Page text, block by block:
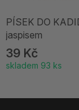
PÍSEK DO
jaspisem
39 Kč
skladem 93 ks